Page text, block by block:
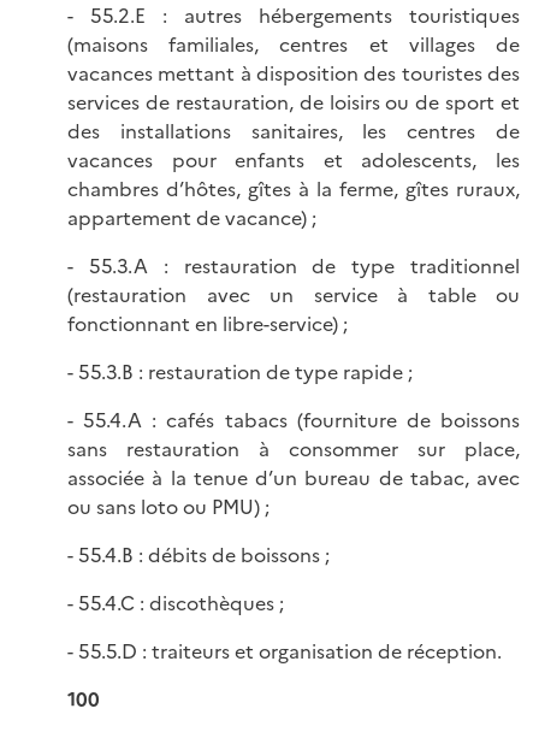
- 55.2.E : autres hébergements touristiques
(maisons familiales, centres et villages de
vacances mettant à disposition des touristes des
services de restauration, de loisirs ou de sport et
des installations sanitaires, les centres de
vacances pour enfants et adolescents, les
chambres d’hôtes, gîtes à la ferme, gîtes ruraux,
appartement de vacance) ;
- 55.3.A : restauration de type traditionnel
(restauration avec un service à table ou
fonctionnant en libre-service) ;
- 55.3.B : restauration de type rapide ;
- 55.4.A : cafés tabacs (fourniture de boissons
sans restauration à consommer sur place,
associée à la tenue d’un bureau de tabac, avec
ou sans loto ou PMU) ;
- 55.4.B : débits de boissons ;
- 55.4.C : discothèques ;
- 55.5.D : traiteurs et organisation de réception.
100